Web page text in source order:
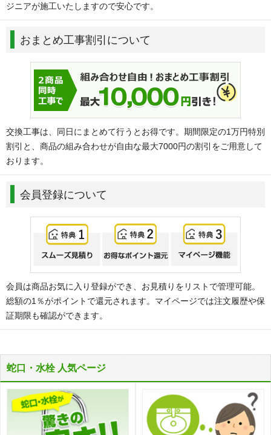
ジニアが施工いたしますので安心です。
おまとめ工事割引について
交換工事は、同日にまとめて行うとお得です。期間限定の1万円特別
割引と、商品の組み合わせが自由な最大7000円の割引をご用意して
おります。
会員登録について
会員は商品お気に入り登録ができ、お見積りをリストで管理可能。
総額の1％がポイントで還元されます。マイページでは注文履歴や保
証期限も確認ができます。
蛇口・水栓 人気ページ